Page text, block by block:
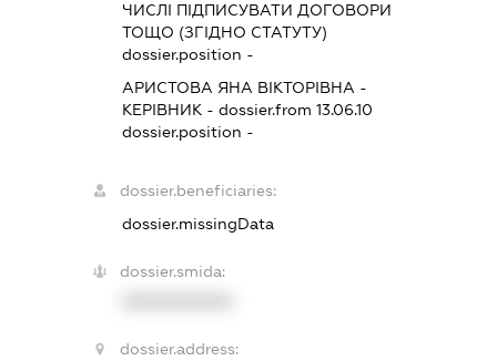
ЧИСЛІ ПІДПИСУВАТИ ДОГОВОРИ
ТОЩО (ЗГІДНО СТАТУТУ)
dossier.position -
АРИСТОВА ЯНА ВІКТОРІВНА -
КЕРІВНИК- dossier.from 13.06.10
dossier.position -
dossier.beneficiaries:
dossier.missingData
dossier.smida:
dossier.address: